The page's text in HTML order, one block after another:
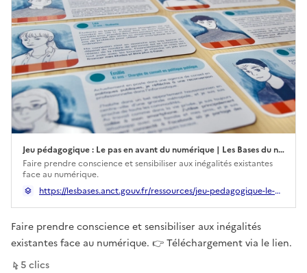
Jeu pédagogique : Le pas en avant du numérique | Les Bases du numérique d’intérêt général
Ouverture dans un nouvel onglet
Faire prendre conscience et sensibiliser aux inégalités existantes
face au numérique.
https://lesbases.anct.gouv.fr/ressources/jeu-pedagogique-le-pas-en-avant-du-numerique
Faire prendre conscience et sensibiliser aux inégalités
existantes face au numérique. 👉 Téléchargement via le lien.
5clics
sur ce lien